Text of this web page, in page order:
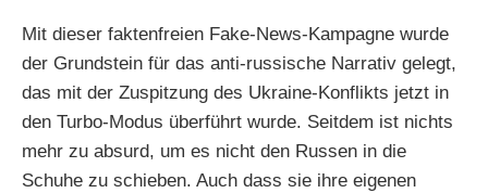
Mit dieser faktenfreien Fake-News-Kampagne wurde
der Grundstein für das anti-russische Narrativ gelegt,
das mit der Zuspitzung des Ukraine-Konflikts jetzt in
den Turbo-Modus überführt wurde. Seitdem ist nichts
mehr zu absurd, um es nicht den Russen in die
Schuhe zu schieben. Auch dass sie ihre eigenen